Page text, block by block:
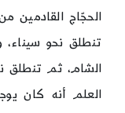
الحجّاج القادمين
تنطلق نحو سيناء،
الشام، ثم تنطلق
العلم أنه كان